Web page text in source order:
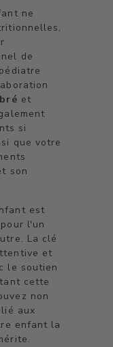
ne
de
et
si
que votre
son
est
l'un
La clé
et
le soutien
cette
non
aux
enfant la